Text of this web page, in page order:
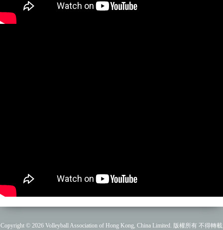
Copyright © 2026 Volleyball Association of Hong Kong, China Limited. 版權所有 不得轉載